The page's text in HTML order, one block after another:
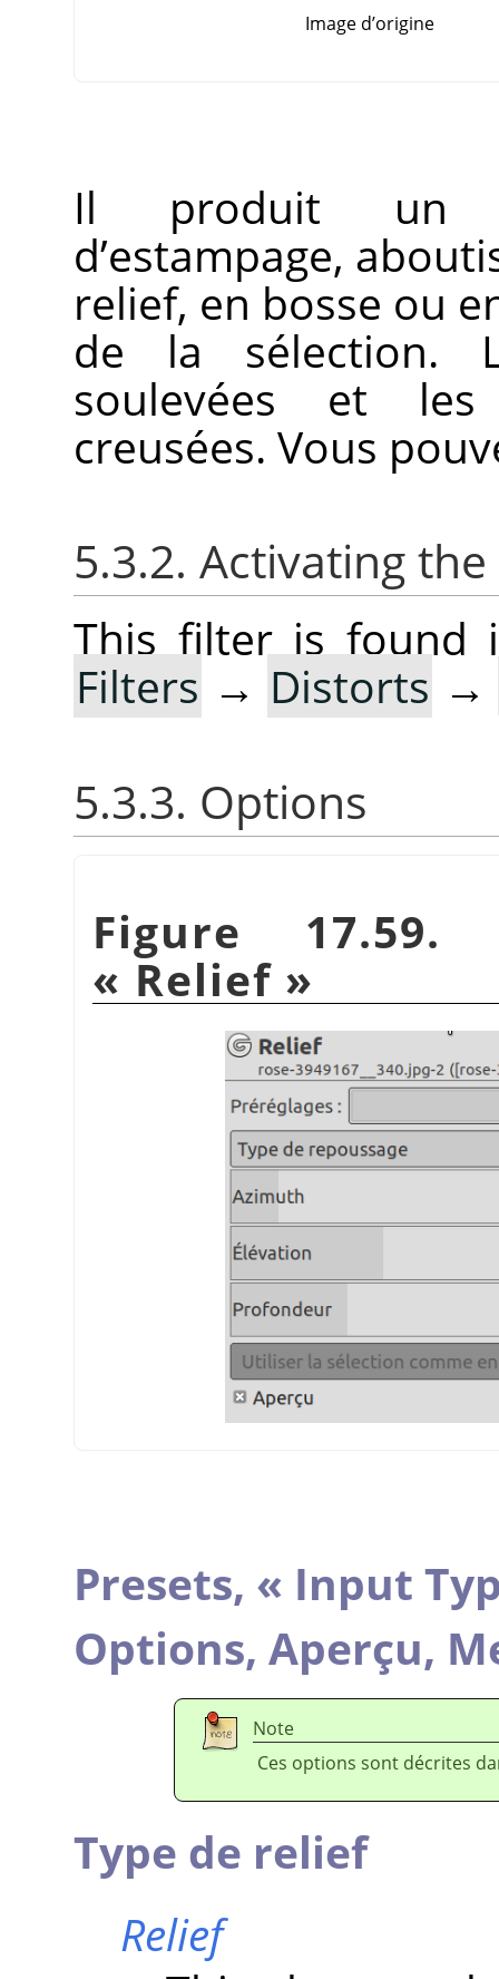
Image d’origine
Il produit un
d’estampage,
relief, en bosse ou
de la sélection.
soulevées et
creusées. Vous
5.3.2. Activating
This filter is found
Filters → Distorts →
5.3.3. Options
Figure
« Relief »
Presets, « Input
Options, Aperçu,
Note
Ces options sont décrites
Type de relief
Relief